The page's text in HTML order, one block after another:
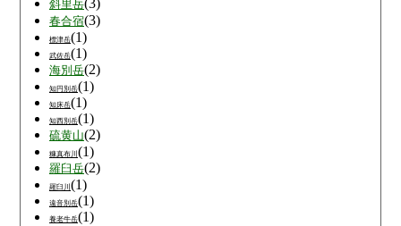
斜里岳(3)
春合宿(3)
標津岳(1)
武佐岳(1)
海別岳(2)
知円別岳(1)
知床岳(1)
知西別岳(1)
硫黄山(2)
糠真布川 (1)
羅臼岳(2)
羅臼川 (1)
遠音別岳(1)
養老牛岳(1)